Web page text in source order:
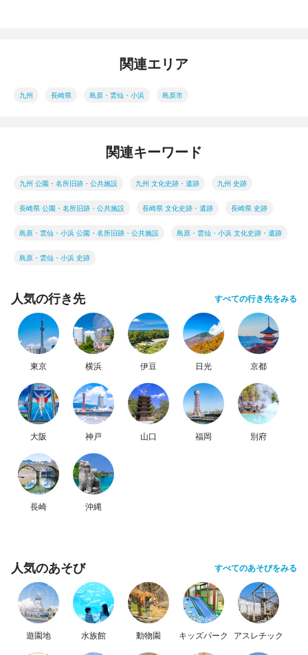
関連エリア
九州 長崎県 島原・雲仙・小浜 島原市
関連キーワード
九州 公園・名所旧跡・公共施設 九州 文化史跡・遺跡 九州 史跡
長崎県 公園・名所旧跡・公共施設 長崎県 文化史跡・遺跡 長崎県 史跡
島原・雲仙・小浜 公園・名所旧跡・公共施設 島原・雲仙・小浜 文化史跡・遺跡
島原・雲仙・小浜 史跡
人気の行き先 すべての行き先をみる
東京 横浜 伊豆 日光 京都
大阪 神戸 山口 福岡 別府
長崎 沖縄
人気のあそび すべてのあそびをみる
遊園地 水族館 動物園 キッズパーク アスレチック